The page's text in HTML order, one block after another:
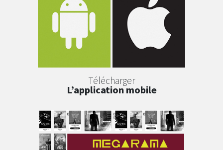
Télécharger
L’application mobile